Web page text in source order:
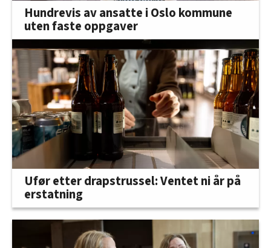
Hundrevis av ansatte i Oslo kommune
uten faste oppgaver
Ufør etter drapstrussel: Ventet ni år på
erstatning